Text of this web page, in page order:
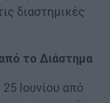
διαστημικές
το Διάστημα
Ιουνίου από